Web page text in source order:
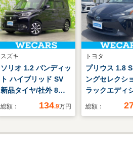
スズキ
ソリオ 1.2 バンディッ
ト ハイブリッド SV
新品タイヤ/社外 8イ
ンチ SDナビ/両側電動
プ HID/ETC/EBD付
総額： 134.9万円
トヨタ
プリウス 1.8
ングセレクシ
ラックエディ
新品タイヤ/デ
置/シートヒー
総額：